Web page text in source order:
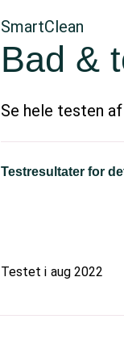
SmartClean
Bad &
Se hele testen af
Testresultater for
Testet i aug 2022